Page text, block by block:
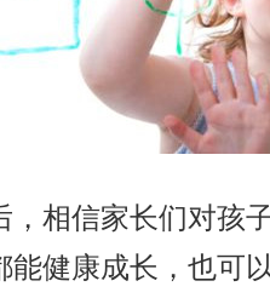
，相信家长们对孩
能健康成长，也可